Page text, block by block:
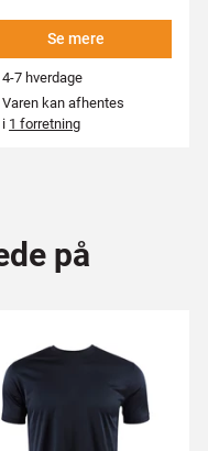
Se mere
4-7 hverdage
Varen kan afhentes
i 1 forretning
på